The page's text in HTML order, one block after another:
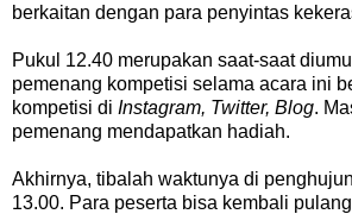
berkaitan dengan para penyintas
Pukul 12.40 merupakan saat-saat
pemenang kompetisi selama acara ini
kompetisi di Instagram, Twitter, Blog.
pemenang mendapatkan hadiah.
Akhirnya, tibalah waktunya di
13.00. Para peserta bisa kembali